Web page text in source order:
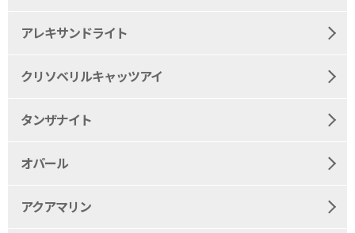
アレキサンドライト
クリソベリルキャッツアイ
タンザナイト
オパール
アクアマリン